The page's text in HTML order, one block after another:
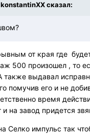
сказал:
от края где
500 произошел , то
также выдавал
помучив его и не
время
на завод придется
Селко импульс так